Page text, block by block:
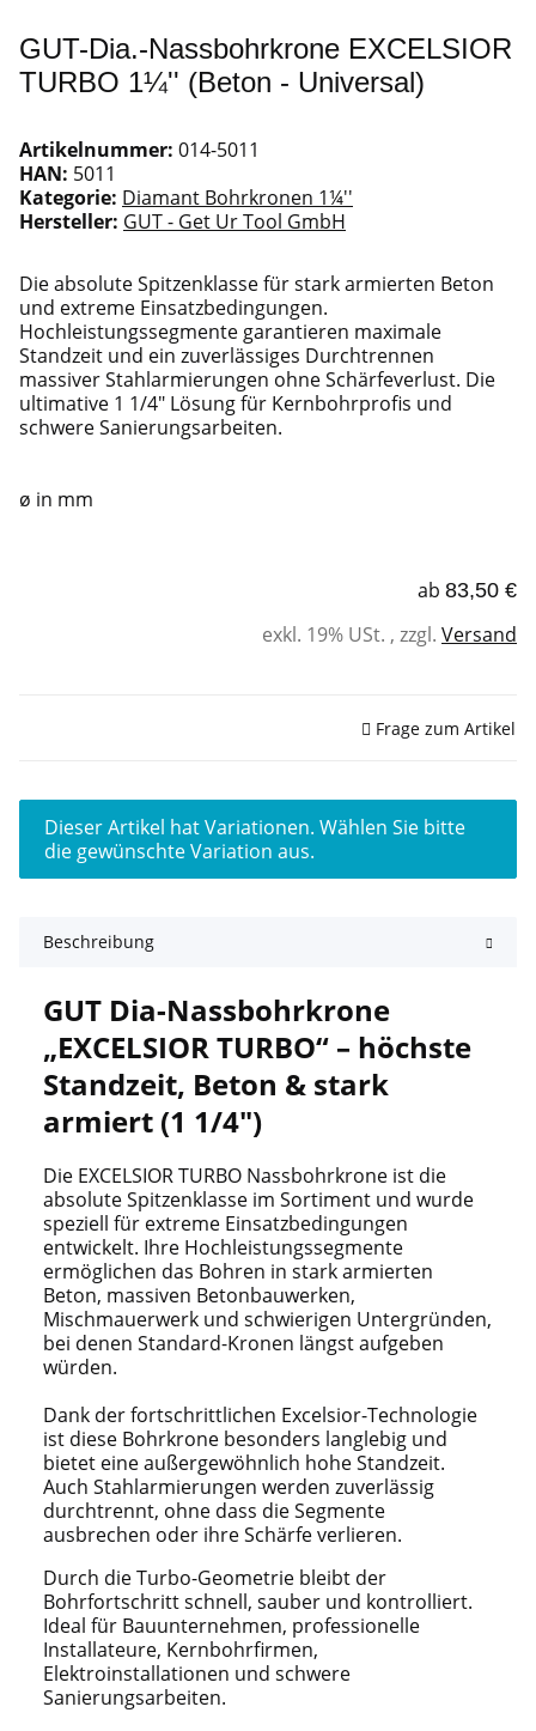
GUT-Dia.-Nassbohrkrone EXCELSIOR
TURBO 1¼'' (Beton - Universal)
Artikelnummer: 014-5011
HAN: 5011
Kategorie: Diamant Bohrkronen 1¼''
Hersteller: GUT - Get Ur Tool GmbH
Die absolute Spitzenklasse für stark armierten Beton
und extreme Einsatzbedingungen.
Hochleistungssegmente garantieren maximale
Standzeit und ein zuverlässiges Durchtrennen
massiver Stahlarmierungen ohne Schärfeverlust. Die
ultimative 1 1/4" Lösung für Kernbohrprofis und
schwere Sanierungsarbeiten.
ø in mm
ab 83,50 €
exkl. 19% USt. , zzgl. Versand
Frage zum Artikel
x
Dieser Artikel hat Variationen. Wählen Sie bitte
die gewünschte Variation aus.
Beschreibung
GUT Dia-Nassbohrkrone
„EXCELSIOR TURBO“ – höchste
Standzeit, Beton & stark
armiert (1 1/4")
Die EXCELSIOR TURBO Nassbohrkrone ist die
absolute Spitzenklasse im Sortiment und wurde
speziell für extreme Einsatzbedingungen
entwickelt. Ihre Hochleistungssegmente
ermöglichen das Bohren in stark armierten
Beton, massiven Betonbauwerken,
Mischmauerwerk und schwierigen Untergründen,
bei denen Standard-Kronen längst aufgeben
würden.
Dank der fortschrittlichen Excelsior-Technologie
ist diese Bohrkrone besonders langlebig und
bietet eine außergewöhnlich hohe Standzeit.
Auch Stahlarmierungen werden zuverlässig
durchtrennt, ohne dass die Segmente
ausbrechen oder ihre Schärfe verlieren.
Durch die Turbo-Geometrie bleibt der
Bohrfortschritt schnell, sauber und kontrolliert.
Ideal für Bauunternehmen, professionelle
Installateure, Kernbohrfirmen,
Elektroinstallationen und schwere
Sanierungsarbeiten.